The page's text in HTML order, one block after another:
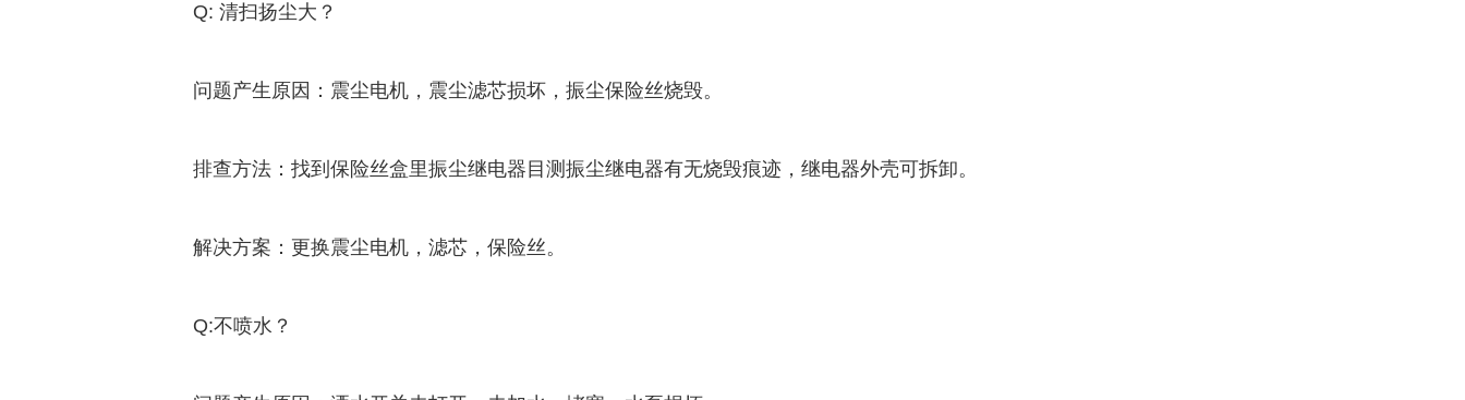
Q: 清扫扬尘大？
问题产生原因：震尘电机，震尘滤芯损坏，振尘保险丝烧毁。
排查方法：找到保险丝盒里振尘继电器目测振尘继电器有无烧毁痕迹，继电器外壳可拆卸。
解决方案：更换震尘电机，滤芯，保险丝。
Q:不喷水？